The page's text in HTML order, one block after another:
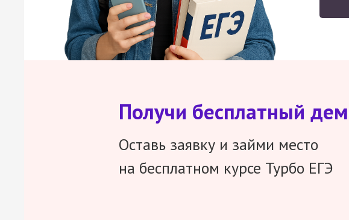
Получи бесплатный
Оставь заявку и займи место
на бесплатном курсе Турбо ЕГЭ